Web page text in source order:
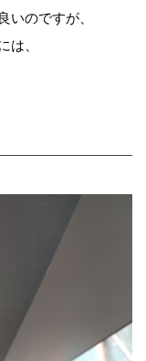
いのですが、
は、